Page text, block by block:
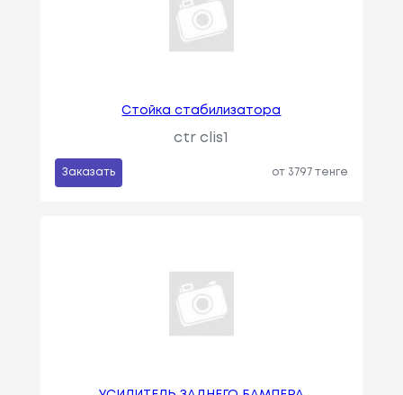
Стойка стабилизатора
ctr clis1
Заказать от 3797 тенге